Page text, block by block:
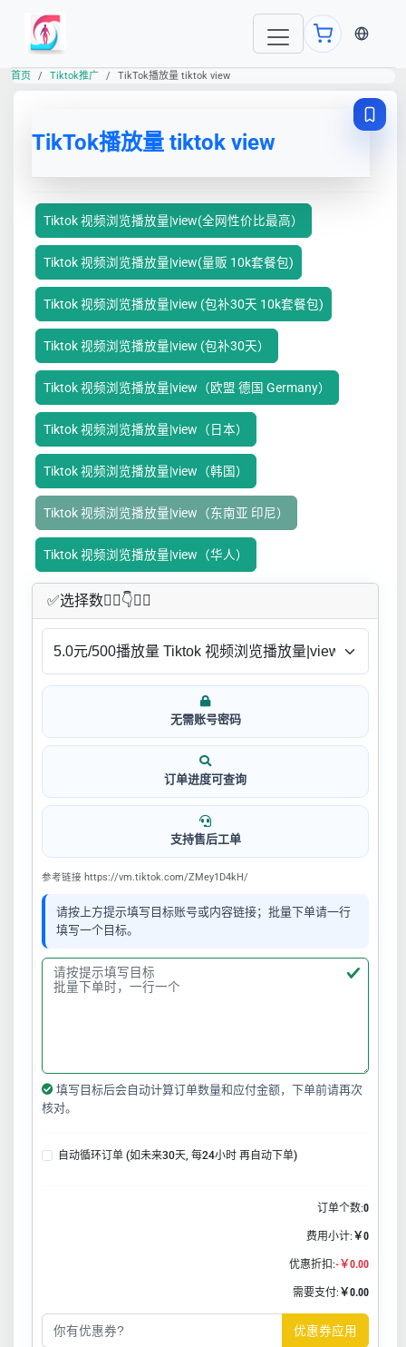
当前语
首页 Tiktok推广 TikTok播放量 tiktok view
TikTok播放量 tiktok view
Tiktok 视频浏览播放量|view(全网性价比最高）
Tiktok 视频浏览播放量|view(量贩 10k套餐包)
Tiktok 视频浏览播放量|view (包补30天 10k套餐包)
Tiktok 视频浏览播放量|view (包补30天）
Tiktok 视频浏览播放量|view（欧盟 德国 Germany）
Tiktok 视频浏览播放量|view（日本）
Tiktok 视频浏览播放量|view（韩国）
Tiktok 视频浏览播放量|view（东南亚 印尼）
Tiktok 视频浏览播放量|view（华人）
✅​选择数👇🏻​​👇👇🏻​​
无需账号密码
订单进度可查询
支持售后工单
参考链接 https://vm.tiktok.com/ZMey1D4kH/
请按上方提示填写目标账号或内容链接；批量下单请一行
填写一个目标。
填写目标后会自动计算订单数量和应付金额，下单前请再次
核对。
自动循环订单 (如未来30天, 每24小时 再自动下单)
订单个数:0
费用小计: ￥0
优惠折扣:-￥0.00
需要支付: ￥0.00
优惠券应用